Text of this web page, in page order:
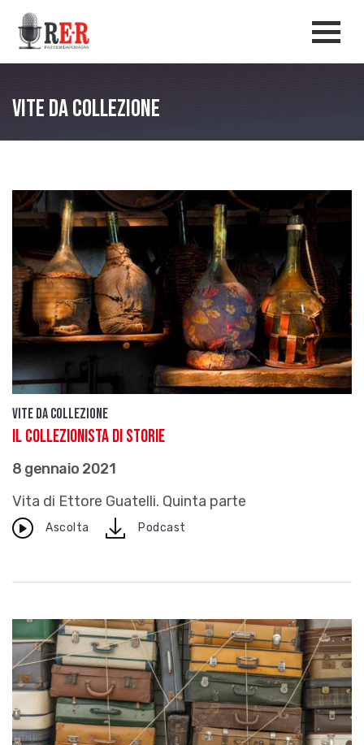
Salta al contenuto principale
Vite da Collezione
Vite da Collezione
Il collezionista di storie
8 gennaio 2021
Vita di Ettore Guatelli. Quinta parte
Ascolta downloadPodcast